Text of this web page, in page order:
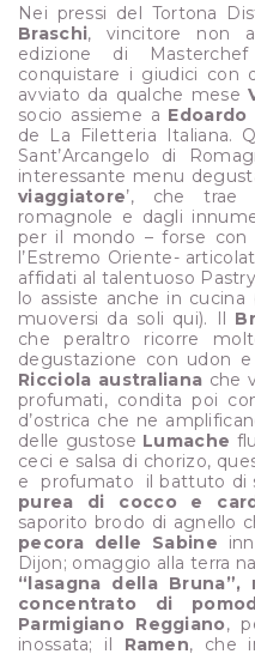
Nei pressi del Tortona
Braschi, vincitore non
edizione di
conquistare i giudici con
avviato da qualche mese
socio assieme a Edoardo
de La Filetteria Italiana.
Sant’Arcangelo di
interessante menu
viaggiatore’, che trae
romagnole e dagli
per il mondo – forse con
l’Estremo Oriente-
affidati al talentuoso
lo assiste anche in cucina
muoversi da soli qui). Il
che peraltro ricorre
degustazione con udon
Ricciola australiana che
profumati, condita poi
d’ostrica che ne
delle gustose Lumache
ceci e salsa di chorizo,
e profumato il battuto di
purea di cocco e
saporito brodo di agnello
pecora delle Sabine
Dijon; omaggio alla terra
“lasagna della
concentrato di
Parmigiano Reggiano,
inossata; il Ramen, che